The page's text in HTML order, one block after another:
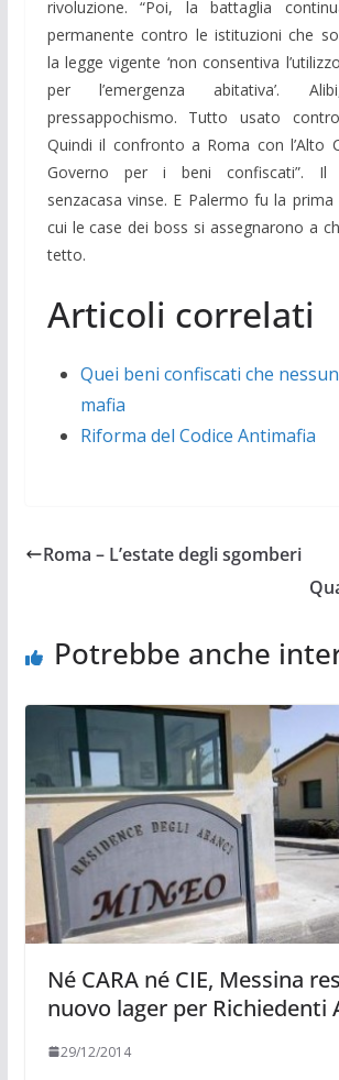
rivoluzione. “Poi, la battaglia
permanente contro le istituzioni che
la legge vigente ‘non consentiva
per l’emergenza abitativa’.
pressappochismo. Tutto usato
Quindi il confronto a Roma con l’Alto
Governo per i beni confiscati”. Il
senzacasa vinse. E Palermo fu la
cui le case dei boss si assegnarono a
tetto.
Articoli correlati
Quei beni confiscati che
mafia
Riforma del Codice Antimafia
Roma – L’estate degli sgomberi
Potrebbe anche
Né CARA né CIE, Messina
nuovo lager per Richiedenti
29/12/2014